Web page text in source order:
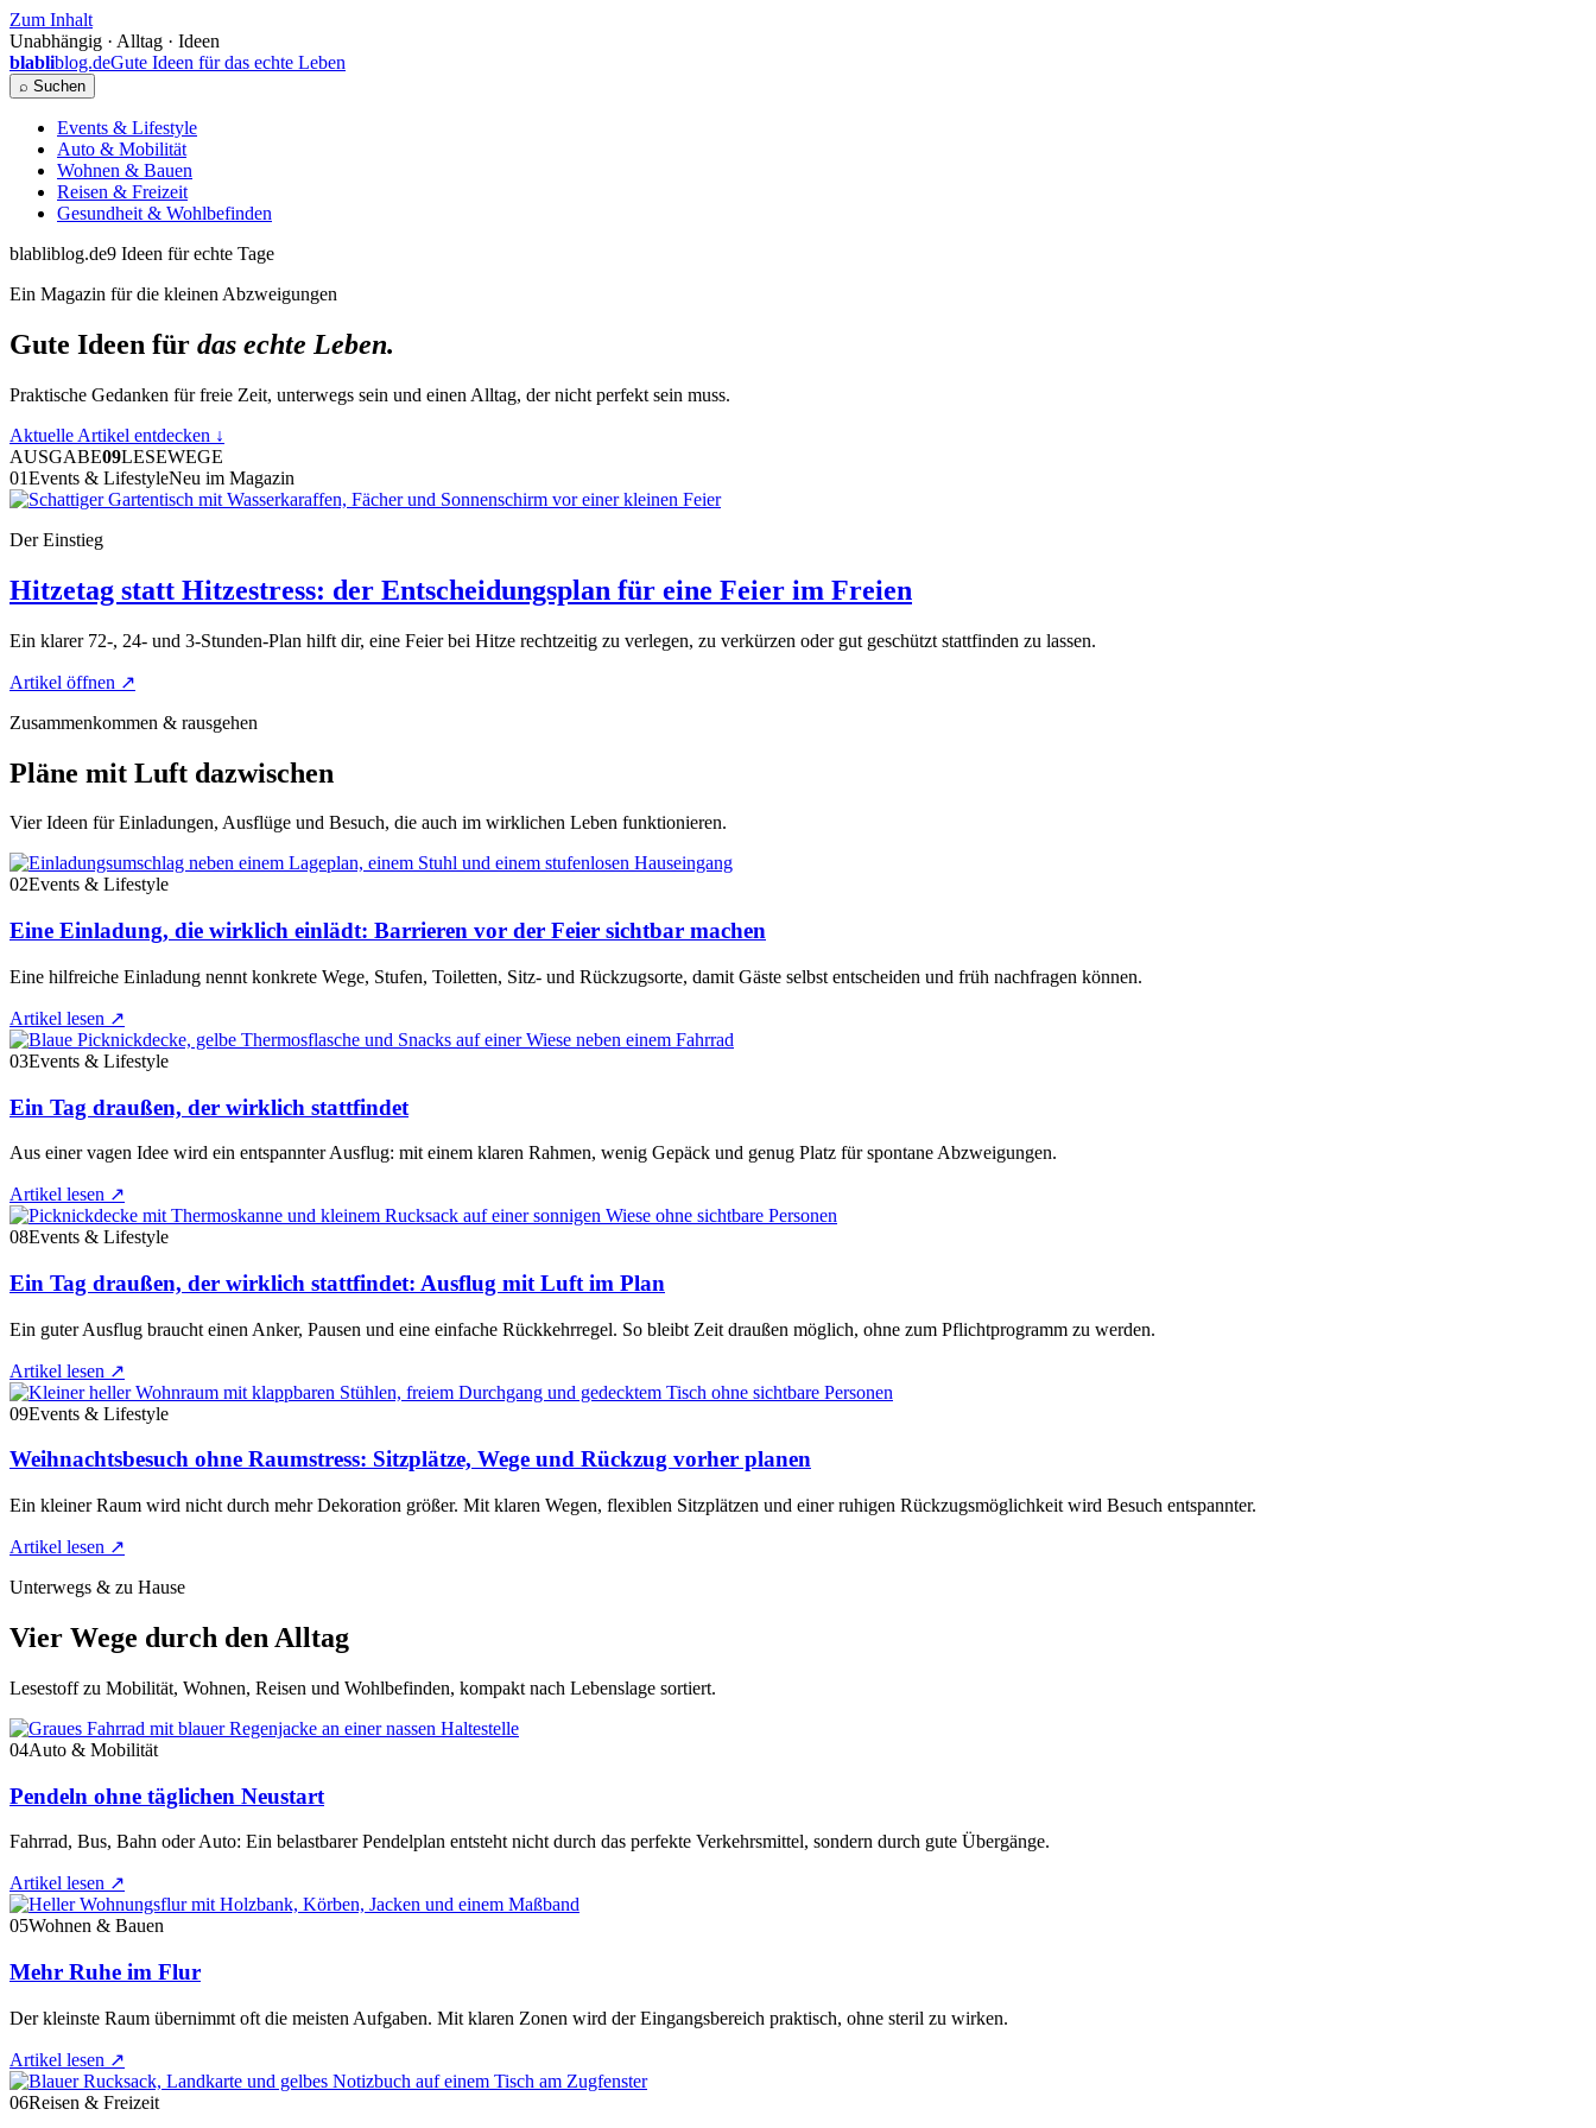
Zum Inhalt
Unabhängig · Alltag · Ideen
blabliblog.deGute Ideen für das echte Leben
⌕ Suchen
Events & Lifestyle
Auto & Mobilität
Wohnen & Bauen
Reisen & Freizeit
Gesundheit & Wohlbefinden
blabliblog.de9 Ideen für echte Tage
Ein Magazin für die kleinen Abzweigungen
Gute Ideen für das echte Leben.
Praktische Gedanken für freie Zeit, unterwegs sein und einen Alltag, der nicht perfekt sein muss.
Aktuelle Artikel entdecken ↓
AUSGABE09LESEWEGE
01Events & LifestyleNeu im Magazin
Der Einstieg
Hitzetag statt Hitzestress: der Entscheidungsplan für eine Feier im Freien
Ein klarer 72-, 24- und 3-Stunden-Plan hilft dir, eine Feier bei Hitze rechtzeitig zu verlegen, zu verkürzen oder gut geschützt stattfinden zu lassen.
Artikel öffnen ↗
Zusammenkommen & rausgehen
Pläne mit Luft dazwischen
Vier Ideen für Einladungen, Ausflüge und Besuch, die auch im wirklichen Leben funktionieren.
02Events & Lifestyle
Eine Einladung, die wirklich einlädt: Barrieren vor der Feier sichtbar machen
Eine hilfreiche Einladung nennt konkrete Wege, Stufen, Toiletten, Sitz- und Rückzugsorte, damit Gäste selbst entscheiden und früh nachfragen können.
Artikel lesen ↗
03Events & Lifestyle
Ein Tag draußen, der wirklich stattfindet
Aus einer vagen Idee wird ein entspannter Ausflug: mit einem klaren Rahmen, wenig Gepäck und genug Platz für spontane Abzweigungen.
Artikel lesen ↗
08Events & Lifestyle
Ein Tag draußen, der wirklich stattfindet: Ausflug mit Luft im Plan
Ein guter Ausflug braucht einen Anker, Pausen und eine einfache Rückkehrregel. So bleibt Zeit draußen möglich, ohne zum Pflichtprogramm zu werden.
Artikel lesen ↗
09Events & Lifestyle
Weihnachtsbesuch ohne Raumstress: Sitzplätze, Wege und Rückzug vorher planen
Ein kleiner Raum wird nicht durch mehr Dekoration größer. Mit klaren Wegen, flexiblen Sitzplätzen und einer ruhigen Rückzugsmöglichkeit wird Besuch entspannter.
Artikel lesen ↗
Unterwegs & zu Hause
Vier Wege durch den Alltag
Lesestoff zu Mobilität, Wohnen, Reisen und Wohlbefinden, kompakt nach Lebenslage sortiert.
04Auto & Mobilität
Pendeln ohne täglichen Neustart
Fahrrad, Bus, Bahn oder Auto: Ein belastbarer Pendelplan entsteht nicht durch das perfekte Verkehrsmittel, sondern durch gute Übergänge.
Artikel lesen ↗
05Wohnen & Bauen
Mehr Ruhe im Flur
Der kleinste Raum übernimmt oft die meisten Aufgaben. Mit klaren Zonen wird der Eingangsbereich praktisch, ohne steril zu wirken.
Artikel lesen ↗
06Reisen & Freizeit